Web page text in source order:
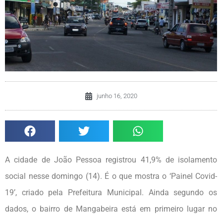
junho 16, 2020
A cidade de João Pessoa registrou 41,9% de isolamento
social nesse domingo (14). É o que mostra o ‘Painel Covid-
19’, criado pela Prefeitura Municipal. Ainda segundo os
dados, o bairro de Mangabeira está em primeiro lugar no